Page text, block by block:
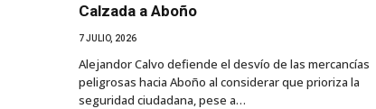
Calzada a Aboño
7 JULIO, 2026
Alejandor Calvo defiende el desvío de las mercancías
peligrosas hacia Aboño al considerar que prioriza la
seguridad ciudadana, pese a…